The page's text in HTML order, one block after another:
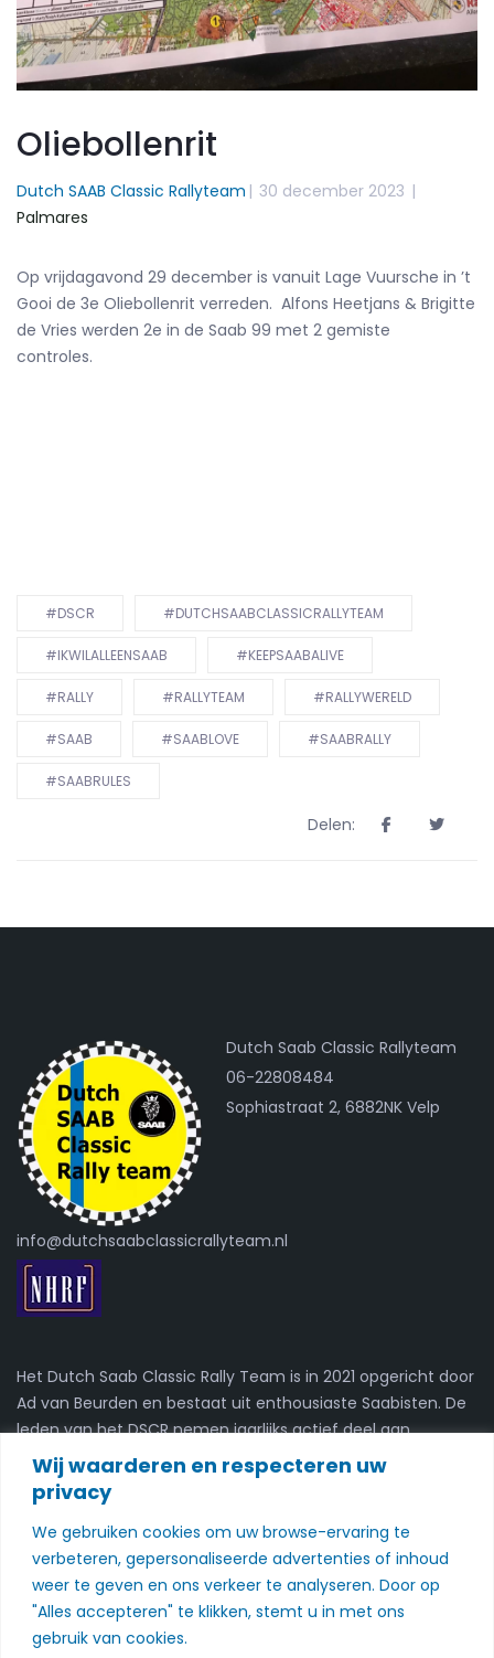
Wij waarderen en respecteren uw
privacy
We gebruiken cookies om uw browse-ervaring te
verbeteren, gepersonaliseerde advertenties of inhoud
weer te geven en ons verkeer te analyseren. Door op
"Alles accepteren" te klikken, stemt u in met ons
gebruik van cookies.
Oliebollenrit
Dutch SAAB Classic Rallyteam | 30 december 2023 |
Palmares
Op vrijdagavond 29 december is vanuit Lage Vuursche in ’t
Gooi de 3e Oliebollenrit verreden. Alfons Heetjans & Brigitte
de Vries werden 2e in de Saab 99 met 2 gemiste
controles.
#DSCR #DUTCHSAABCLASSICRALLYTEAM
#IKWILALLEENSAAB #KEEPSAABALIVE
#RALLY #RALLYTEAM #RALLYWERELD
#SAAB #SAABLOVE #SAABRALLY
#SAABRULES
Delen:
Dutch Saab Classic Rallyteam
06-22808484
Sophiastraat 2, 6882NK Velp
info@dutchsaabclassicrallyteam.nl
Het Dutch Saab Classic Rally Team is in 2021 opgericht door
Ad van Beurden en bestaat uit enthousiaste Saabisten. De
leden van het DSCR nemen jaarlijks actief deel aan
kaartleesrally's.
Nieuwsbrief
Schrijf je in voor onze nieuwsbrief
Schrijf je in